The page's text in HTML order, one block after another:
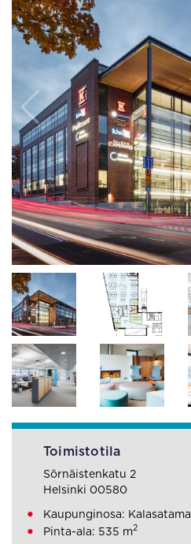
Toimistotila
Sörnäistenkatu 2
Helsinki 00580
Kaupunginosa: Kalasatama
Pinta-ala: 535 m2